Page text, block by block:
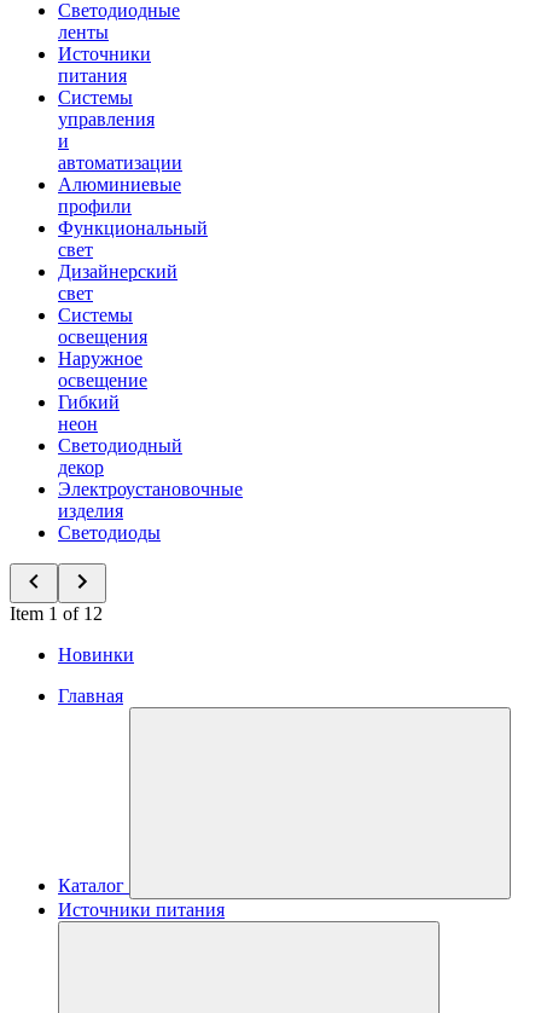
Светодиодные
ленты
Источники
питания
Системы
управления
и
автоматизации
Алюминиевые
профили
Функциональный
свет
Дизайнерский
свет
Системы
освещения
Наружное
освещение
Гибкий
неон
Светодиодный
декор
Электроустановочные
изделия
Светодиоды
Item 1 of 12
Новинки
Главная
Каталог
Источники питания